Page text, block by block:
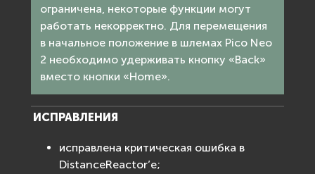
ограничена, некоторые функции могут
работать некорректно. Для перемещения
в начальное положение в шлемах Pico Neo
2 необходимо удерживать кнопку «Back»
вместо кнопки «Home».
ИСПРАВЛЕНИЯ
исправлена критическая ошибка в
DistanceReactor’е;